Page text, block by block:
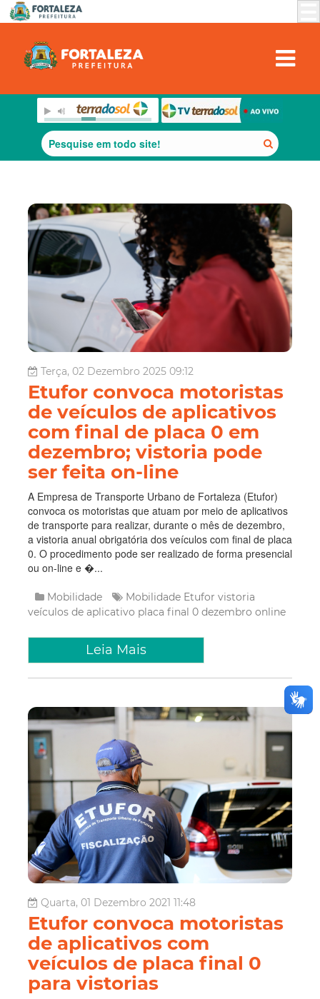
Terça, 02 Dezembro 2025 09:12
Etufor convoca motoristas
de veículos de aplicativos
com final de placa 0 em
dezembro; vistoria pode
ser feita on-line
A Empresa de Transporte Urbano de Fortaleza (Etufor)
convoca os motoristas que atuam por meio de aplicativos
de transporte para realizar, durante o mês de dezembro,
a vistoria anual obrigatória dos veículos com final de placa
0. O procedimento pode ser realizado de forma presencial
ou on-line e �...
Mobilidade Mobilidade Etufor vistoria
veículos de aplicativo placa final 0 dezembro online
Leia Mais
Quarta, 01 Dezembro 2021 11:48
Etufor convoca motoristas
de aplicativos com
veículos de placa final 0
para vistorias